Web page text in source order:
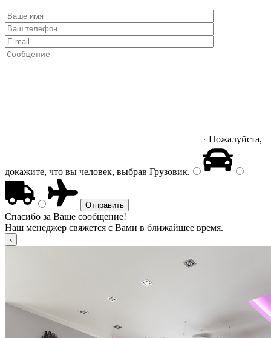
Пожалуйста,
докажите, что вы человек, выбрав Грузовик.
Спасибо за Ваше сообщение!
Наш менеджер свяжется с Вами в ближайшее время.